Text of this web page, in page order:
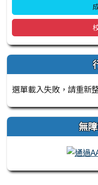
選單載入失敗，請重新
無